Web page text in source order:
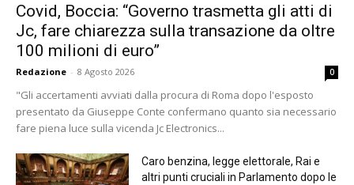
Covid, Boccia: “Governo trasmetta gli atti di
Jc, fare chiarezza sulla transazione da oltre
100 milioni di euro”
Redazione - 8 Agosto 2026 0
"Gli accertamenti avviati dalla procura di Roma dopo l'esposto
presentato da Giuseppe Conte confermano quanto sia necessario
fare piena luce sulla vicenda Jc Electronics...
Caro benzina, legge elettorale, Rai e
altri punti cruciali in Parlamento dopo le